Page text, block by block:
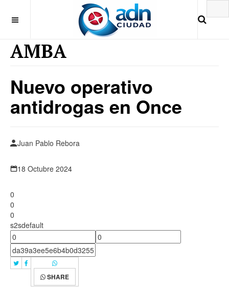
AMBA
Nuevo operativo
antidrogas en Once
Juan Pablo Rebora
18 Octubre 2024
0
0
0
s2sdefault
SHARE